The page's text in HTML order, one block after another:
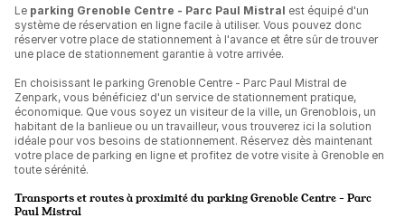
Le parking Grenoble Centre - Parc Paul Mistral est équipé d'un
système de réservation en ligne facile à utiliser. Vous pouvez donc
réserver votre place de stationnement à l'avance et être sûr de trouver
une place de stationnement garantie à votre arrivée.
En choisissant le parking Grenoble Centre - Parc Paul Mistral de
Zenpark, vous bénéficiez d'un service de stationnement pratique,
économique. Que vous soyez un visiteur de la ville, un Grenoblois, un
habitant de la banlieue ou un travailleur, vous trouverez ici la solution
idéale pour vos besoins de stationnement. Réservez dès maintenant
votre place de parking en ligne et profitez de votre visite à Grenoble en
toute sérénité.
Transports et routes à proximité du parking Grenoble Centre - Parc
Paul Mistral